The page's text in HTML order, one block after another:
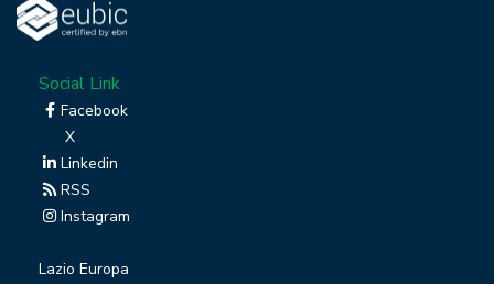
Social Link
Facebook
X
Linkedin
RSS
Instagram
Lazio Europa